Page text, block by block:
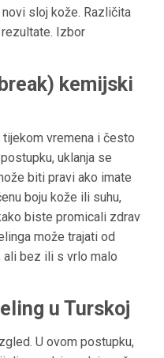
sloj kože. Različita
Izbor
kemijski
vremena i često
uklanja se
biti pravi ako imate
boju kože ili suhu,
biste promicali zdrav
može trajati od
ali bez ili s vrlo malo
u Turskoj
U ovom postupku,